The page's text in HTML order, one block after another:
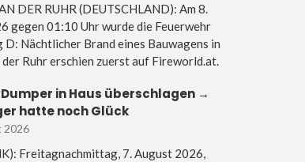
DER RUHR (DEUTSCHLAND): Am 8.
gegen 01:10 Uhr wurde die Feuerwehr
Nächtlicher Brand eines Bauwagens in
der Ruhr erschien zuerst auf Fireworld.at.
in Haus überschlagen →
hatte noch Glück
2026
Freitagnachmittag, 7. August 2026,